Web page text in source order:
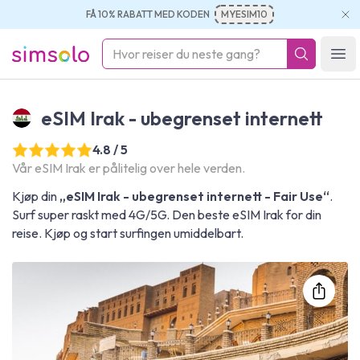
FÅ 10% RABATT MED KODEN MYESIM10
simsolo
eSIM Irak - ubegrenset internett
4.8 / 5
Vår eSIM Irak er pålitelig over hele verden.
Kjøp din „eSIM Irak - ubegrenset internett - Fair Use“.
Surf super raskt med 4G/5G. Den beste eSIM Irak for din
reise. Kjøp og start surfingen umiddelbart.